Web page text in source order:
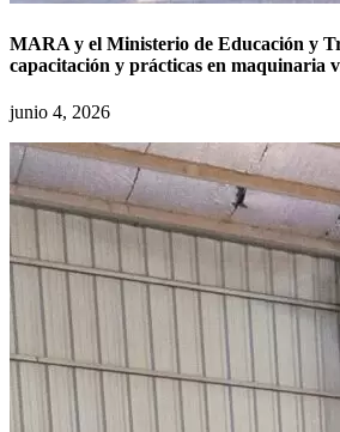
MARA y el Ministerio de Educación y
capacitación y prácticas en maquinaria
junio 4, 2026